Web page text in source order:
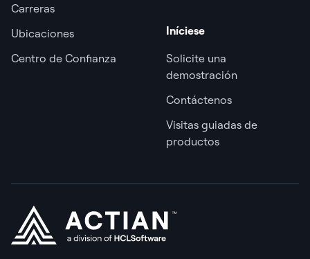
Carreras
Ubicaciones
Centro de Confianza
Iníciese
Solicite una
demostración
Contáctenos
Visitas guiadas de
productos